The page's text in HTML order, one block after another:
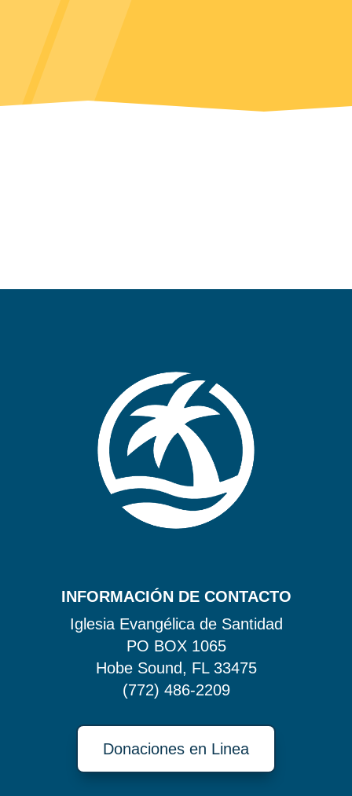
INFORMACIÓN DE CONTACTO
Iglesia Evangélica de Santidad
PO BOX 1065
Hobe Sound, FL 33475
(772) 486-2209
Donaciones en Linea